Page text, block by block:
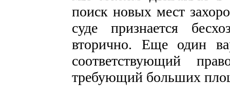
поиск новых мест
суде признается
вторично. Еще один
соответствующий
требующий больших